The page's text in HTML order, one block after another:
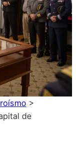
>
de